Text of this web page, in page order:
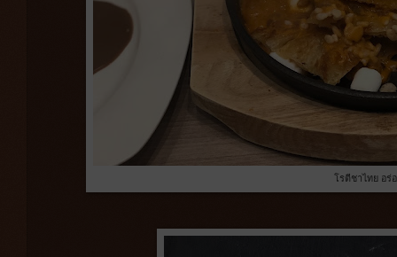
โรตีชาไทย อร่